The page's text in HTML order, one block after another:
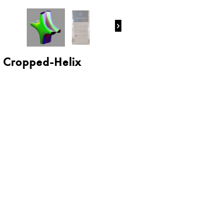

Cropped-Helix